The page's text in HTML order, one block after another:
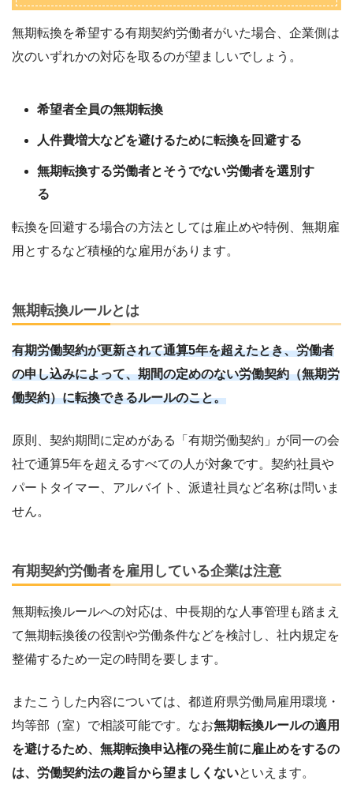
無期転換を希望する有期契約労働者がいた場合、企業側は
次のいずれかの対応を取るのが望ましいでしょう。
希望者全員の無期転換
人件費増大などを避けるために転換を回避する
無期転換する労働者とそうでない労働者を選別す
る
転換を回避する場合の方法としては雇止めや特例、無期雇
用とするなど積極的な雇用があります。
無期転換ルールとは
有期労働契約が更新されて通算5年を超えたとき、労働者
の申し込みによって、期間の定めのない労働契約（無期労
働契約）に転換できるルールのこと。
原則、契約期間に定めがある「有期労働契約」が同一の会
社で通算5年を超えるすべての人が対象です。契約社員や
パートタイマー、アルバイト、派遣社員など名称は問いま
せん。
有期契約労働者を雇用している企業は注意
無期転換ルールへの対応は、中長期的な人事管理も踏まえ
て無期転換後の役割や労働条件などを検討し、社内規定を
整備するため一定の時間を要します。
またこうした内容については、都道府県労働局雇用環境・
均等部（室）で相談可能です。なお無期転換ルールの適用
を避けるため、無期転換申込権の発生前に雇止めをするの
は、労働契約法の趣旨から望ましくないといえます。